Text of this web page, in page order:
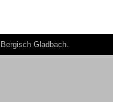
Gladbach.